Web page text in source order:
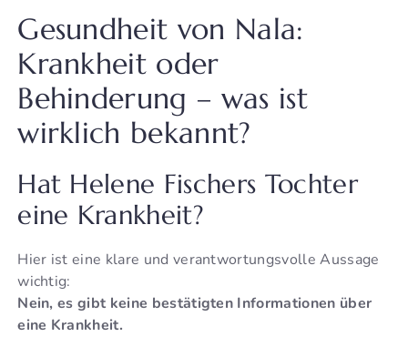
Gesundheit von Nala:
Krankheit oder
Behinderung – was ist
wirklich bekannt?
Hat Helene Fischers Tochter
eine Krankheit?
Hier ist eine klare und verantwortungsvolle Aussage
wichtig:
Nein, es gibt keine bestätigten Informationen über
eine Krankheit.